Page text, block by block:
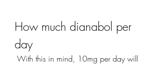
How much dianabol per
day